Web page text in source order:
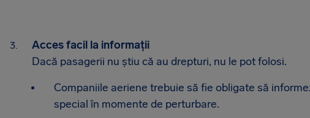
Acces facil la informații
Dacă pasagerii nu știu că au drepturi, nu le pot folosi.
Companiile aeriene trebuie să fie obligate să
special în momente de perturbare.